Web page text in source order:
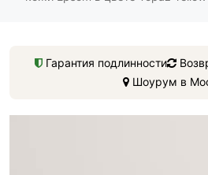
Гарантия подлинности
Шоурум в